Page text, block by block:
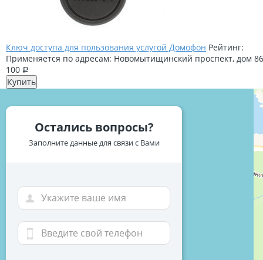
Ключ доступа для пользования услугой Домофон Рейтинг:
Применяется по адресам: Новомытищинский проспект, дом
100 Р
Купить
Остались вопросы?
Заполните данные для связи с Вами